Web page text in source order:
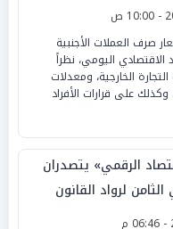
صرف العملات الأجنبية
اليومي، نظراً
الخارجية، ومعدلات
وكذلك على قرارات الأفراد
الرقمي» يتصدران
لرواد القانون